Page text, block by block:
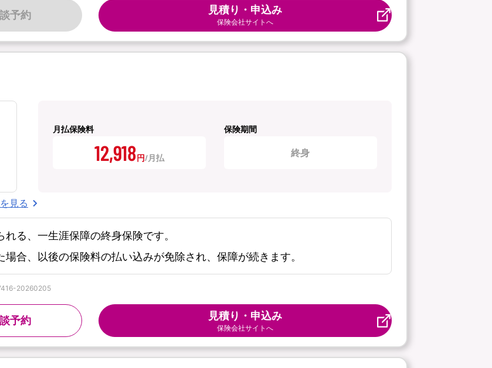
予約 見積り・申込み
保険会社サイトへ
月払保険料
12,918円
保険期間
終身
見る
る、一生涯保障の終身保険です。
合、以後の保険料の払い込みが免除され、保障が続きます。
20260205
予約 見積り・申込み
保険会社サイトへ